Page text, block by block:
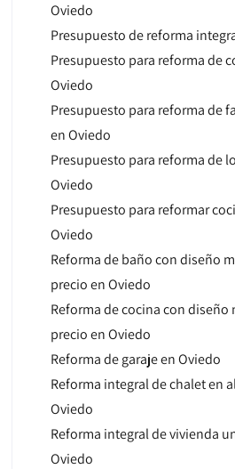
Oviedo
Presupuesto de reforma
Presupuesto para reforma de
Oviedo
Presupuesto para reforma de
en Oviedo
Presupuesto para reforma de
Oviedo
Presupuesto para reformar
Oviedo
Reforma de baño con diseño
precio en Oviedo
Reforma de cocina con diseño
precio en Oviedo
Reforma de garaje en Oviedo
Reforma integral de chalet en
Oviedo
Reforma integral de vivienda
Oviedo